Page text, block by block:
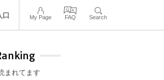
口 My Page FAQ Search
まれてます